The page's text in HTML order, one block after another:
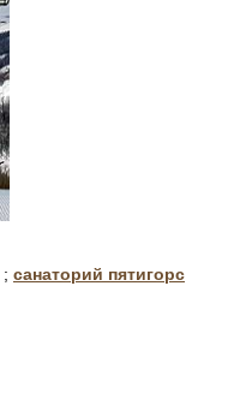
; санаторий пятигорс